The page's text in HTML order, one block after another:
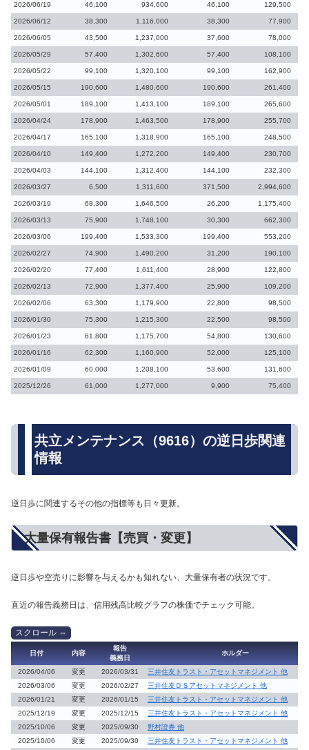
2026/06/19 46,100 934,600 46,100 129,500
2026/06/12 38,300 1,116,000 38,300 77,900
2026/06/05 43,500 1,237,000 37,600 78,000
2026/05/29 57,400 1,302,600 57,400 108,100
2026/05/22 99,100 1,320,100 99,100 162,900
2026/05/15 190,600 1,480,600 190,600 261,400
2026/05/01 189,100 1,413,100 189,100 265,600
2026/04/24 178,900 1,463,500 178,900 255,700
2026/04/17 165,100 1,318,900 165,100 248,500
2026/04/10 149,400 1,272,200 149,400 230,700
2026/04/03 144,100 1,312,400 144,100 232,300
2026/03/27 6,500 1,311,600 371,500 2,994,600
2026/03/19 68,300 1,646,500 26,200 1,175,400
2026/03/13 75,900 1,748,100 30,300 662,300
2026/03/06 199,400 1,533,300 199,400 553,200
2026/02/27 74,900 1,490,200 31,200 190,100
2026/02/20 77,400 1,611,400 28,900 122,800
2026/02/13 72,900 1,377,400 25,900 109,200
2026/02/06 63,300 1,179,900 22,800 98,500
2026/01/30 75,300 1,215,300 22,500 98,500
2026/01/23 61,800 1,175,700 54,800 130,600
2026/01/16 62,300 1,160,900 52,000 125,100
2026/01/09 60,000 1,208,100 53,600 131,600
2025/12/26 61,000 1,277,000 9,900 75,400
共立メンテナンス（9616）の逆日歩関連
情報
逆日歩に関連するその他の指標等も日々更新。
大量保有報告書【売買・変更】
逆日歩や空売りに影響を与えるかも知れない、大量保有者の状況です。
直近の報告義務日は、信用残高比較グラフの株価でチェック可能。
日付 内容
報告
義務日
ホルダー
2026/04/06 変更 2026/03/31
三井住友トラスト・アセットマネジメント 他
2026/03/06
変更 2026/02/27
三井住友ＤＳアセットマネジメント 他
2026/01/21
変更 2026/01/15
三井住友トラスト・アセットマネジメント 他
2025/12/19
変更 2025/12/15
三井住友トラスト・アセットマネジメント 他
2025/10/06
変更 2025/09/30
野村證券 他
2025/10/06
変更 2025/09/30 三井住友トラスト・アセットマネジメント 他